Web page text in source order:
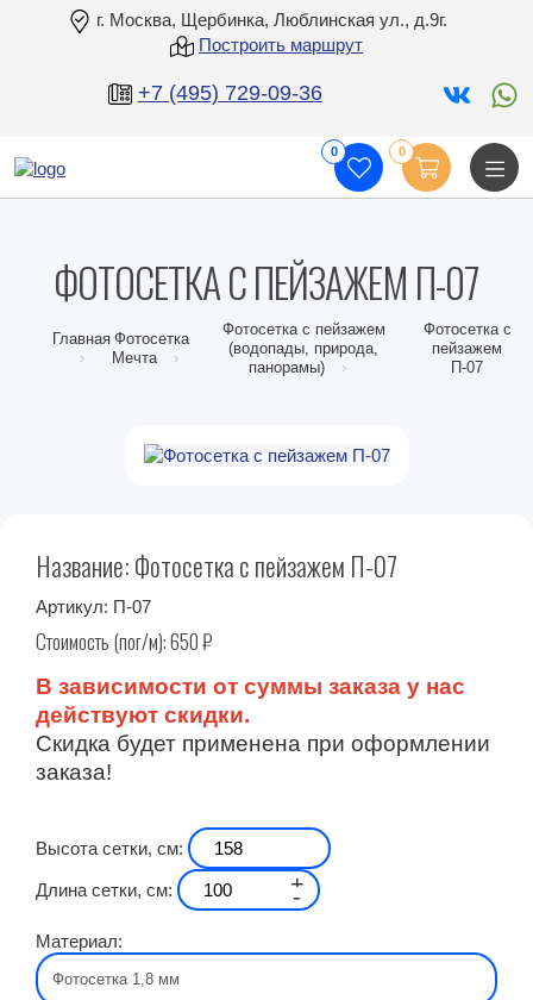
г. Москва, Щербинка, Люблинская ул., д.9г.
Построить маршрут
+7 (495) 729-09-36
0 0
ФОТОСЕТКА С ПЕЙЗАЖЕМ П-07
Главная Фотосетка
Мечта
Фотосетка с пейзажем
(водопады, природа,
панорамы)
Фотосетка с
пейзажем
П-07
Название: Фотосетка с пейзажем П-07
Артикул: П-07
Стоимость (пог/м):650₽
В зависимости от суммы заказа у нас
действуют скидки.
Скидка будет применена при оформлении
заказа!
Высота сетки, см:
Длина сетки, см: +
-
Материал: